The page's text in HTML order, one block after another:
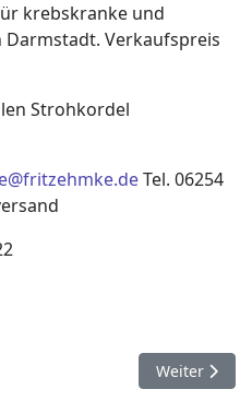
krebskranke und
Verkaufspreis
Strohkordel
Tel. 06254
„Es wår emol, Märche in
Nächster
Weiter